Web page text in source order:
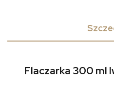
Flaczarka 300 ml